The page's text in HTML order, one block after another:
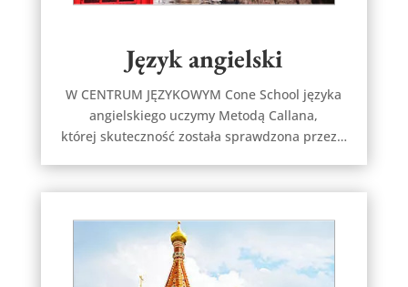
Język angielski
W CENTRUM JĘZYKOWYM Cone School języka
angielskiego uczymy Metodą Callana,
której skuteczność została sprawdzona przez…